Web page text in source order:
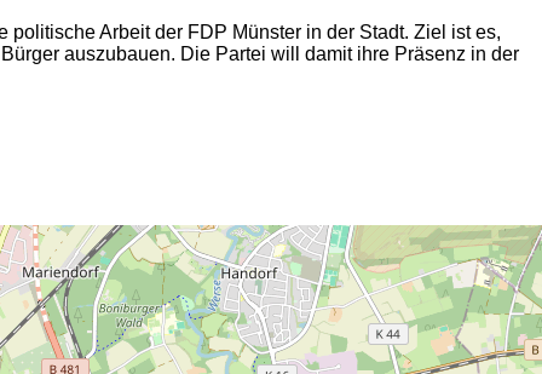
Arbeit der FDP Münster in der Stadt. Ziel ist es,
auszubauen. Die Partei will damit ihre Präsenz in der